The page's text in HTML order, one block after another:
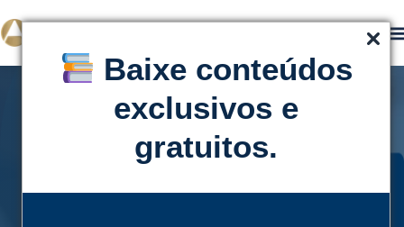
Baixe conteúdos
exclusivos e
gratuitos.